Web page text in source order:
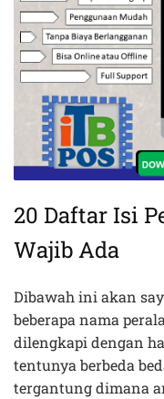
20 Daftar Isi
Wajib Ada
Dibawah ini akan
beberapa nama
dilengkapi dengan
tentunya berbeda
tergantung dimana